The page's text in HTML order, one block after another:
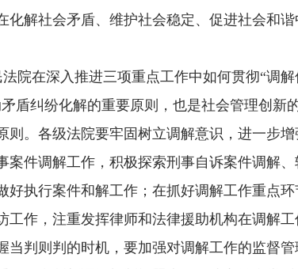
化解社会矛盾、维护社会稳定、促进社会和
在深入推进三项重点工作中如何贯彻“调
盾纠纷化解的重要原则，也是社会管理创
则。各级法院要牢固树立调解意识，进一步
案件调解工作，积极探索刑事自诉案件调解
好执行案件和解工作；在抓好调解工作重点
工作，注重发挥律师和法律援助机构在调解
当判则判的时机，要加强对调解工作的监督